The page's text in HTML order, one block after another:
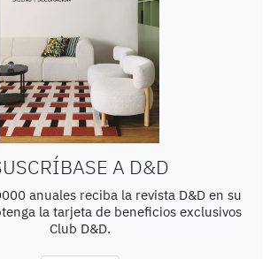
A D&D
anuales reciba la revista D&D en su
la tarjeta de beneficios exclusivos
Club D&D.